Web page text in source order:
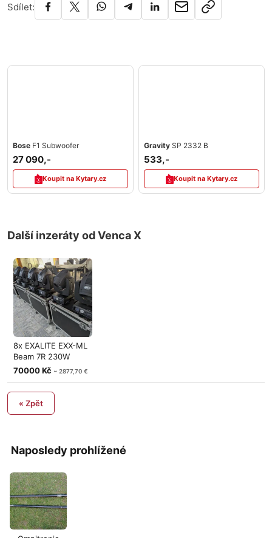
Naposledy prohlížené
Sdílet:
Bose F1 Subwoofer
27 090,-
Koupit na Kytary.cz
Gravity SP 2332 B
533,-
Koupit na Kytary.cz
Další inzeráty od Venca X
8x EXALITE EXX-ML
Beam 7R 230W
včetně case
70000 Kč ~ 2877,70 €
« Zpět